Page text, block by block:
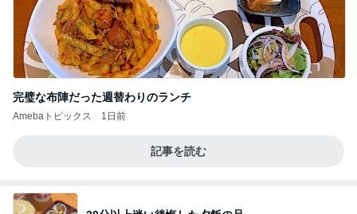
完璧な布陣だった週替わりのランチ
Amebaトピックス 1日前
記事を読む